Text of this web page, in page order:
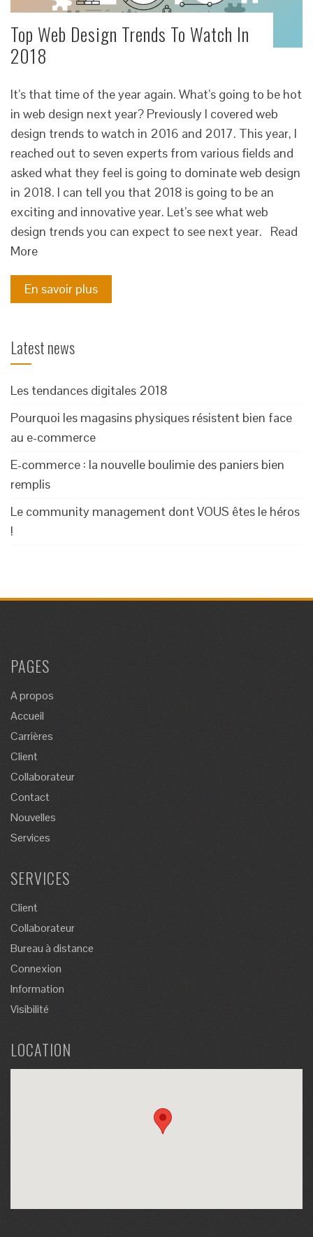
Top Web Design Trends To Watch In
2018
It’s that time of the year again. What’s going to be hot
in web design next year? Previously I covered web
design trends to watch in 2016 and 2017. This year, I
reached out to seven experts from various fields and
asked what they feel is going to dominate web design
in 2018. I can tell you that 2018 is going to be an
exciting and innovative year. Let’s see what web
design trends you can expect to see next year. Read
More
En savoir plus
Latest news
Les tendances digitales 2018
Pourquoi les magasins physiques résistent bien face
au e-commerce
E-commerce : la nouvelle boulimie des paniers bien
remplis
Le community management dont VOUS êtes le héros
!
PAGES
A propos
Accueil
Carrières
Client
Collaborateur
Contact
Nouvelles
Services
SERVICES
Client
Collaborateur
Bureau à distance
Connexion
Information
Visibilité
LOCATION